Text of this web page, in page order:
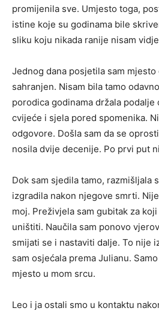
promijenila sve. Umjesto toga,
istine koje su godinama bile
sliku koju nikada ranije nisam
Jednog dana posjetila sam
sahranjen. Nisam bila tamo
porodica godinama držala podalje
cvijeće i sjela pored spomenika.
odgovore. Došla sam da se
nosila dvije decenije. Po prvi put
Dok sam sjedila tamo, razmišljala
izgradila nakon njegove smrti.
moj. Preživjela sam gubitak za
uništiti. Naučila sam ponovo
smijati se i nastaviti dalje. To nije
sam osjećala prema Julianu.
mjesto u mom srcu.
Leo i ja ostali smo u kontaktu